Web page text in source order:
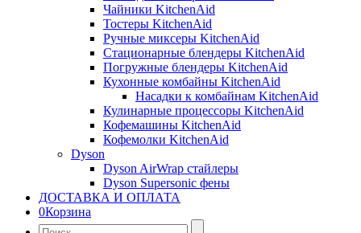
Чайники KitchenAid
Тостеры KitchenAid
Ручные миксеры KitchenAid
Стационарные блендеры KitchenAid
Погружные блендеры KitchenAid
Кухонные комбайны KitchenAid
Насадки к комбайнам KitchenAid
Кулинарные процессоры KitchenAid
Кофемашины KitchenAid
Кофемолки KitchenAid
Dyson
Dyson AirWrap стайлеры
Dyson Supersonic фены
ДОСТАВКА И ОПЛАТА
0Корзина
Найти: